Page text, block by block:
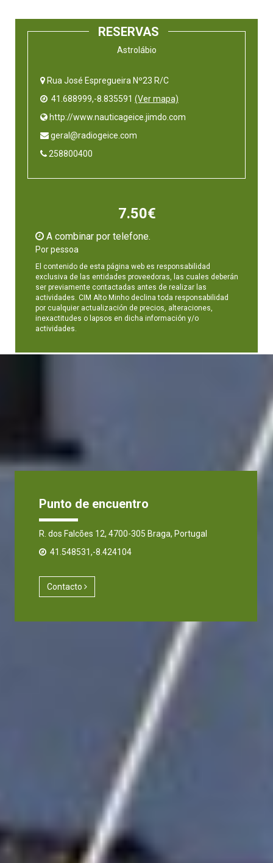
RESERVAS
Astrolábio
Rua José Espregueira Nº23 R/C
41.688999,-8.835591 (Ver mapa)
http://www.nauticageice.jimdo.com
geral@radiogeice.com
258800400
7.50€
A combinar por telefone.
Por pessoa
El contenido de esta página web es responsabilidad
exclusiva de las entidades proveedoras, las cuales deberán
ser previamente contactadas antes de realizar las
actividades. CIM Alto Minho declina toda responsabilidad
por cualquier actualización de precios, alteraciones,
inexactitudes o lapsos en dicha información y/o
actividades.
Punto de encuentro
R. dos Falcões 12, 4700-305 Braga, Portugal
41.548531,-8.424104
Contacto